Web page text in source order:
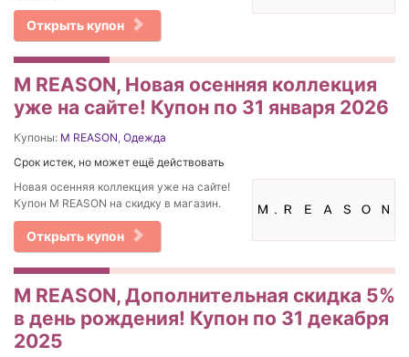
Открыть купон
M REASON, Новая осенняя коллекция
уже на сайте! Купон по 31 января 2026
Купоны: M REASON, Одежда
Срок истек, но может ещё действовать
Новая осенняя коллекция уже на сайте!
Купон M REASON на скидку в магазин.
Открыть купон
M REASON, Дополнительная скидка 5%
в день рождения! Купон по 31 декабря
2025